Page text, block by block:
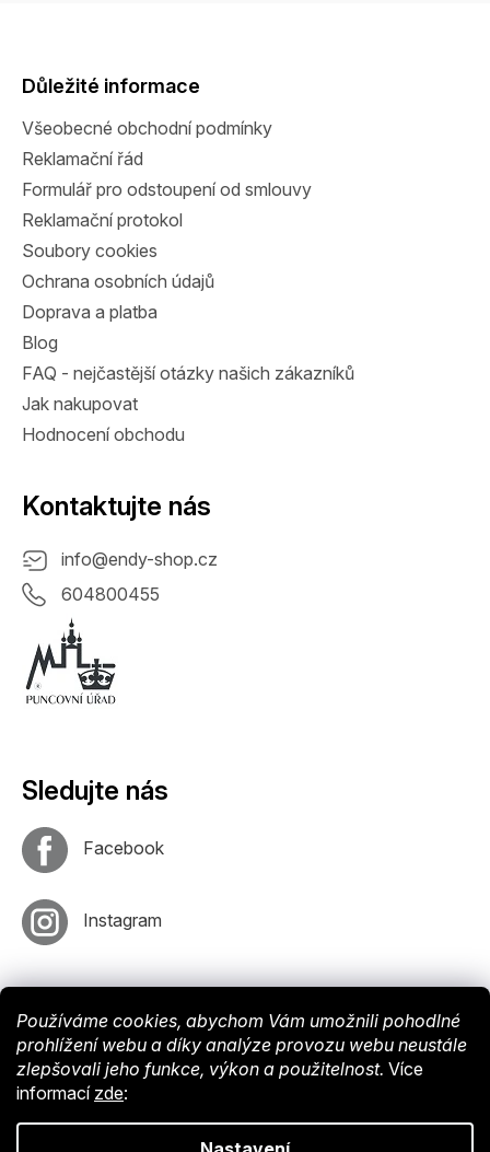
Používáme cookies, abychom Vám umožnili pohodlné
prohlížení webu a díky analýze provozu webu neustále
zlepšovali jeho funkce, výkon a použitelnost. Více
informací zde:
Důležité informace
Všeobecné obchodní podmínky
Reklamační řád
Formulář pro odstoupení od smlouvy
Reklamační protokol
Soubory cookies
Ochrana osobních údajů
Doprava a platba
Blog
FAQ - nejčastější otázky našich zákazníků
Jak nakupovat
Hodnocení obchodu
Kontaktujte nás
info@endy-shop.cz
604800455
Sledujte nás
Facebook
Instagram
Shoptet. Nastavil týmEshopyUmíme. Design byVokr